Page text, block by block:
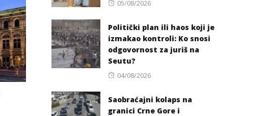
Posted
05/08/2026
Politički plan ili haos koji je
izmakao kontroli: Ko snosi
odgovornost za juriš na
Seutu?
Posted
04/08/2026
Saobraćajni kolaps na
granici Crne Gore i